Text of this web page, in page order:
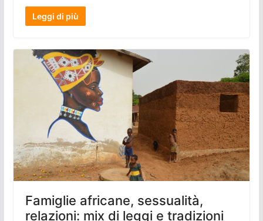
Leggi di più
Famiglie africane, sessualità,
relazioni: mix di leggi e tradizioni